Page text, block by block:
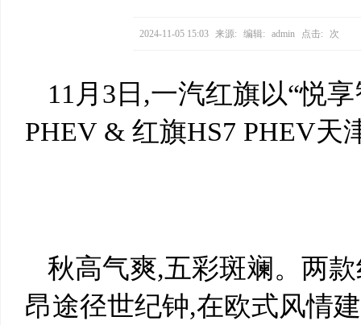
2024-11-05 15:03 来源: 编辑: admin 点击: 次
11月3日,一汽红旗以“悦
PHEV & 红旗HS7 PHEV天
秋高气爽,五彩斑斓。两
昂途径世纪钟,在欧式风情